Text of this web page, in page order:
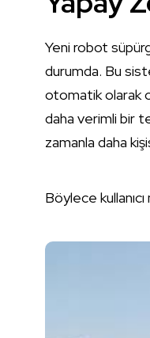
Yeni robot
durumda. Bu
otomatik olarak
daha verimli bir
zamanla daha
Böylece